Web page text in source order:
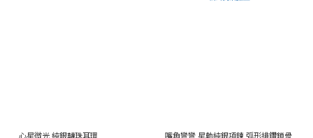
心星微光 純銀轉珠耳環
嘴角彎彎 星軌純銀項鍊 弧形排鑽鎖骨